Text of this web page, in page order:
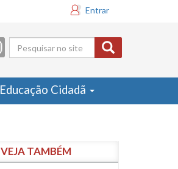
Entrar
Formulário
de busca
Educação Cidadã
VEJA TAMBÉM